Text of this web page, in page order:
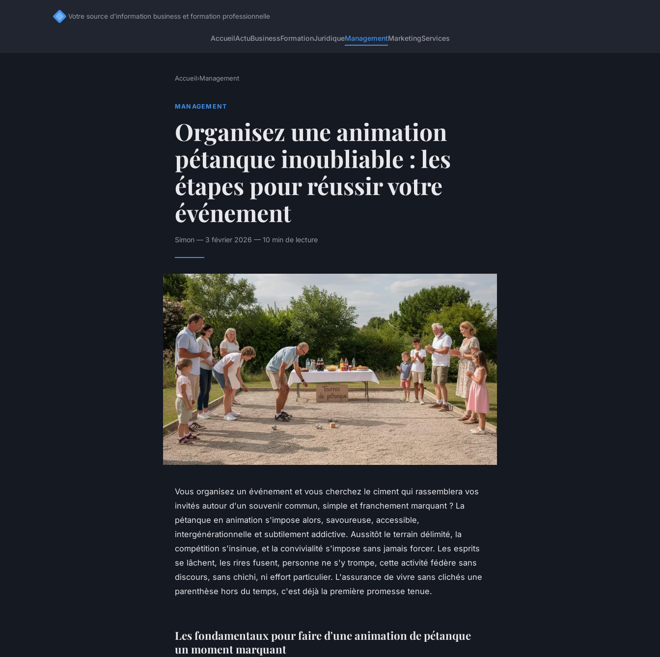
Votre source d'information business et formation professionnelle
AccueilActuBusinessFormationJuridiqueManagementMarketingServices
Accueil›Management
MANAGEMENT
Organisez une animation
pétanque inoubliable : les
étapes pour réussir votre
événement
Simon — 3 février 2026 — 10 min de lecture
Vous organisez un événement et vous cherchez le ciment qui rassemblera vos
invités autour d'un souvenir commun, simple et franchement marquant ? La
pétanque en animation s'impose alors, savoureuse, accessible,
intergénérationnelle et subtilement addictive. Aussitôt le terrain délimité, la
compétition s'insinue, et la convivialité s'impose sans jamais forcer. Les esprits
se lâchent, les rires fusent, personne ne s'y trompe, cette activité fédère sans
discours, sans chichi, ni effort particulier. L'assurance de vivre sans clichés une
parenthèse hors du temps, c'est déjà la première promesse tenue.
Les fondamentaux pour faire d'une animation de pétanque
un moment marquant